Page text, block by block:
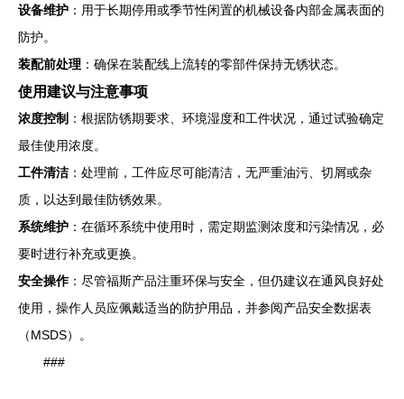
设备维护 ：用于长期停用或季节性闲置的机械设备内部金属表面的
防护。
装配前处理 ：确保在装配线上流转的零部件保持无锈状态。
使用建议与注意事项
浓度控制 ：根据防锈期要求、环境湿度和工件状况，通过试验确定
最佳使用浓度。
工件清洁 ：处理前，工件应尽可能清洁，无严重油污、切屑或杂
质，以达到最佳防锈效果。
系统维护 ：在循环系统中使用时，需定期监测浓度和污染情况，必
要时进行补充或更换。
安全操作：尽管福斯产品注重环保与安全，但仍建议在通风良好处
使用，操作人员应佩戴适当的防护用品，并参阅产品安全数据表
（MSDS）。
###